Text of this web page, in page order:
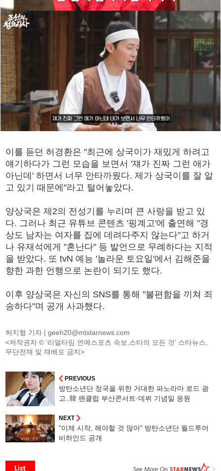
이를 듣던 허경환은 "최근에 상국이가 재밌게 하려고
얘기하다가 그런 모습을 보면서 '쟤가 진짜 그런 애가
아닌데' 하면서 너무 안타까웠다. 제가 상국이를 잘 알
고 있기 때문에"라고 털어놓았다.
양상국은 제2의 전성기를 누리며 큰 사랑을 받고 있
다. 그러나 최근 유튜브 콘텐츠 '핑계고'에 출연해 "경
상도 남자는 여자를 집에 데려다주지 않는다"고 하거
나 유재석에게 "혼난다" 등 발언으로 무례하다는 지적
을 받았다. 또 tvN 예능 '놀라운 토요일'에서 김해준을
향한 과한 언행으로 논란이 되기도 했다.
이후 양상국은 자신의 SNS를 통해 "불편함을 끼쳐 죄
송하다"며 공개 사과했다.
허지형 기자 |geeh20@mtstarnews.com
<저작권자 © ‘리얼타임 연예스포츠 속보,스타의 모든 것’ 스타뉴스,
무단전재 및 재배포 금지>
PREVIOUS
방탄소년단 정국을 위한 거대한 파노라마 로드 광
고..韓 팬클럽 부산콘서트·데뷔 기념일 응원
NEXT
"이제 시작, 해야할 것 많아" 방탄소년단 월드투어
비하인드 공개